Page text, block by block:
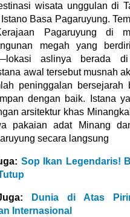
wisata unggulan di
Basa Pagaruyung.
Pagaruyung di
megah yang
aslinya berada
awal tersebut musnah
peninggalan bersejarah
dengan baik. Istana
arsitektur khas
pakaian adat Minang
secara langsung
Sop Ikan Legendaris!
Dunia di Atas
Internasional